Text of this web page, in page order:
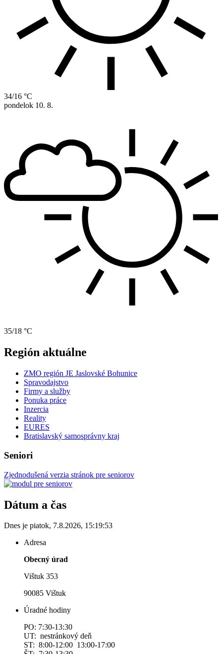
34/16 °C
pondelok 10. 8.
35/18 °C
Región aktuálne
ZMO región JE Jaslovské Bohunice
Spravodajstvo
Firmy a služby
Ponuka práce
Inzercia
Reality
EURES
Bratislavský samosprávny kraj
Seniori
Zjednodušená verzia stránok pre seniorov
Dátum a čas
Dnes je piatok, 7.8.2026, 15:19:53
Adresa
Obecný úrad
Vištuk 353
90085 Vištuk
Úradné hodiny
PO: 7:30-13:30
UT: nestránkový deň
ST: 8:00-12:00 13:00-17:00